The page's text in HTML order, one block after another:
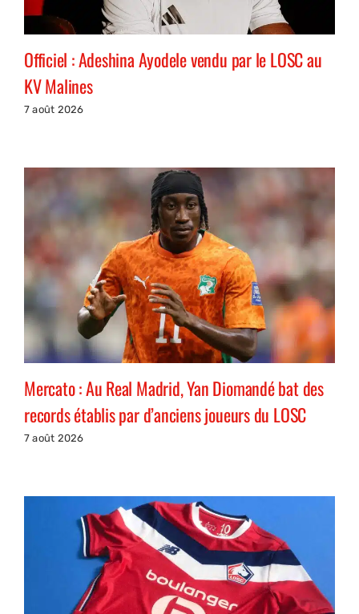
Officiel : Adeshina Ayodele vendu par le LOSC au
KV Malines
7 août 2026
Mercato : Au Real Madrid, Yan Diomandé bat des
records établis par d’anciens joueurs du LOSC
7 août 2026